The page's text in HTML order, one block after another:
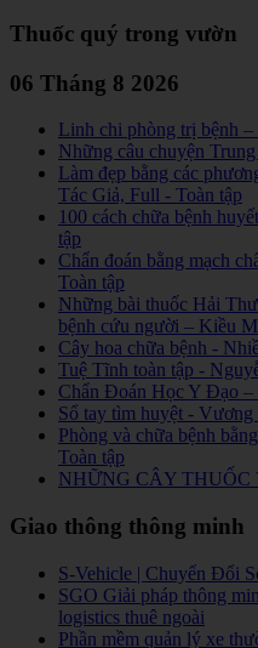
Thuốc quý trong vườn
06 Tháng 8 2026
Linh chi phòng trị bệnh
Những câu chuyện
Làm đẹp bằng các
Tác Giả, Full - Toàn tập
100 cách chữa bệnh
tập
Chẩn đoán bằng mạch
Toàn tập
Những bài thuốc Hải
bệnh cứu người – Kiều
Cây hoa chữa bệnh -
Tuệ Tĩnh toàn tập -
Chẩn Đoán Học Y Đạo –
Sổ tay tìm huyệt -
Phòng và chữa bệnh
Toàn tập
NHỮNG CÂY
Giao thông thông minh
S-Vehicle | Chuyển Đổi
SGO Giải pháp thông
logistics thuê ngoài
Phần mềm quản lý xe